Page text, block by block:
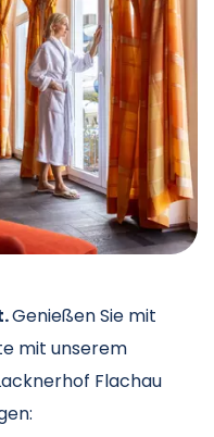
Genießen Sie mit
mit unserem
Flachau